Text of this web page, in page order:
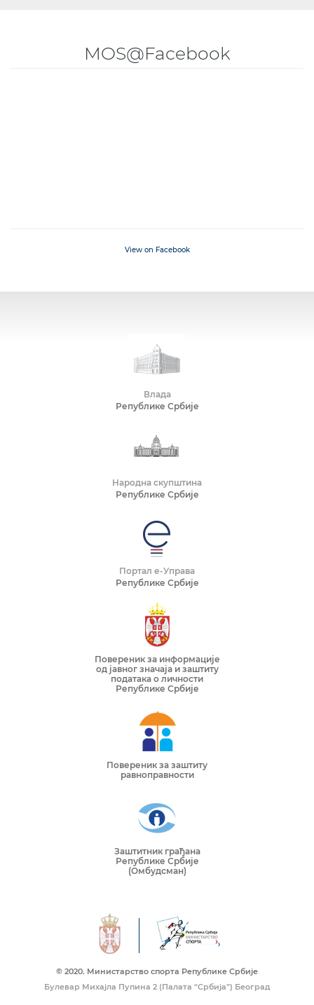
MOS@Facebook
View on Facebook
Влада
Републике Србије
Народна скупштина
Републике Србије
Портал е-Управа
Републике Србије
Повереник за информације
од јавног значаја и заштиту
података о личности
Републике Србије
Повереник за заштиту
равноправности
Заштитник грађана
Републике Србије
(Омбудсман)
© 2020. Mинистарство спорта Републике Србије
Булевар Михајла Пупина 2 (Палата “Србија”) Београд